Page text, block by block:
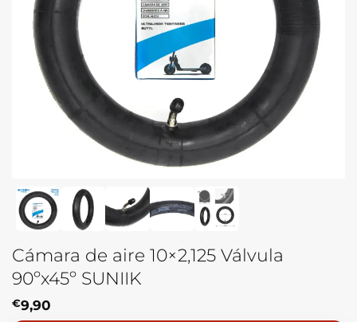
Cámara de aire 10×2,125 Válvula
90ºx45º SUNIIK
€9,90